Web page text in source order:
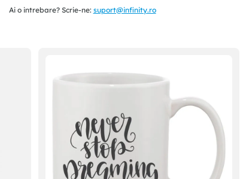
Ai o intrebare? Scrie-ne: suport@infinity.ro